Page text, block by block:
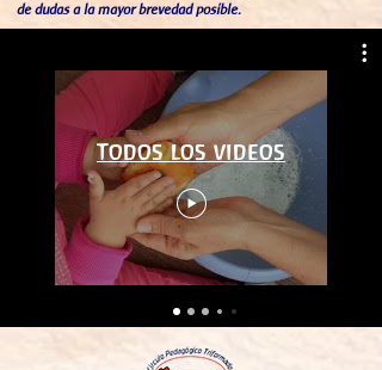
de dudas a la mayor brevedad posible.
Todos los videos